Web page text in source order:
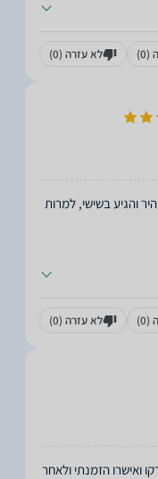
(0) לא עזרה (0)
והגיע בשישי, למרות
(0) לא עזרה (0)
ואישרו הזמנתי ולאחר